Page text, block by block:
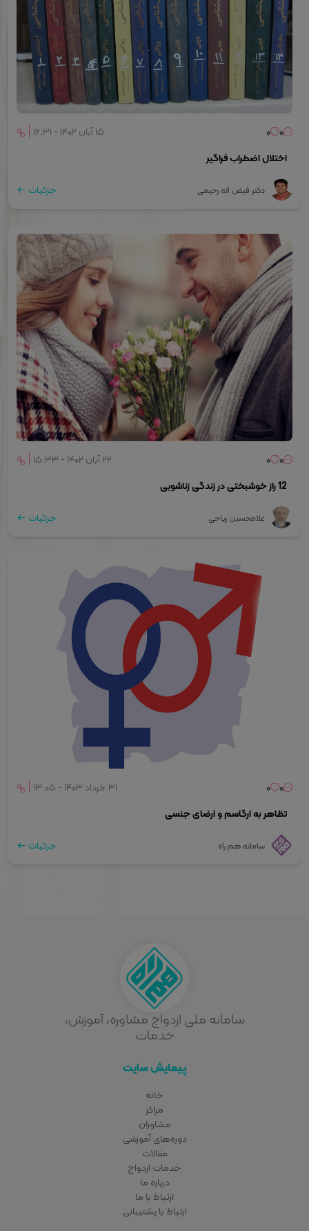
0
0 ۱۵ آبان ۱۴۰۲ - ۱۶:۳۱
اختلال اضطراب فراگير
دکتر فیض ­اله رحیمی جزئیات
0
0 ۲۲ آبان ۱۴۰۲ - ۱۵:۳۳
12 راز خوشبختی در زندگی زناشویی
غلامحسین ریاحی جزئیات
0
0 ۳۱ خرداد ۱۴۰۳ - ۱۳:۰۵
تظاهر به ارگاسم و ارضای جنسی
سامانه هم راه جزئیات
سامانه ملی ازدواج مشاوره، آموزش،
خدمات
پیمایش سایت
خانه
مراکز
مشاوران
دوره‌های آموزشی
مقالات
خدمات ازدواج
درباره ما
ارتباط با ما
ارتباط با پشتیبانی